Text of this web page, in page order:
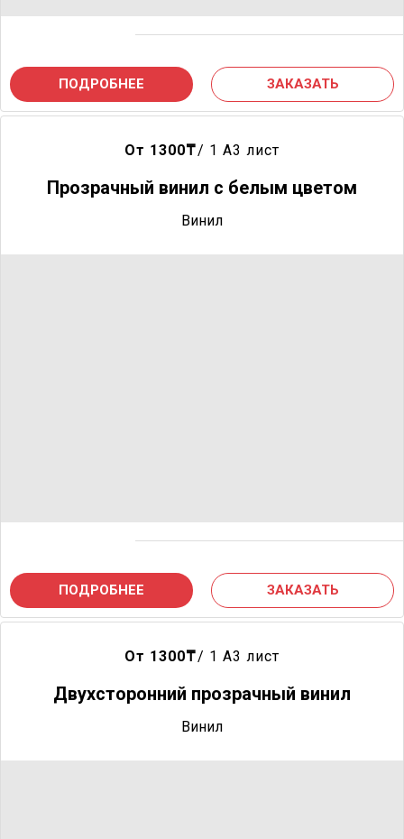
ПОДРОБНЕЕ ЗАКАЗАТЬ
От 1300₸/ 1 A3 лист
Прозрачный винил с белым цветом
Винил
ПОДРОБНЕЕ ЗАКАЗАТЬ
От 1300₸/ 1 A3 лист
Двухсторонний прозрачный винил
Винил